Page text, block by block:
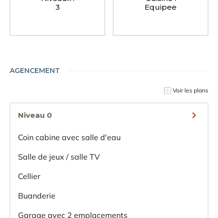
3
Equipee
AGENCEMENT
Voir les plans
Niveau 0
Coin cabine avec salle d'eau
Salle de jeux / salle TV
Cellier
Buanderie
Garage avec 2 emplacements